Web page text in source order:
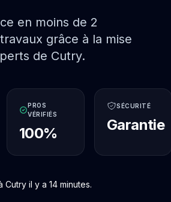
en moins de 2
grâce à la mise
de Cutry.
PROS
VÉRIFIÉS
100%
SÉCURITÉ
Garantie
il y a 14 minutes.